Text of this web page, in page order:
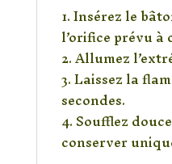
Insérez le
l’orifice prévu à
Allumez
Laissez la
secondes.
Soufflez
conserver